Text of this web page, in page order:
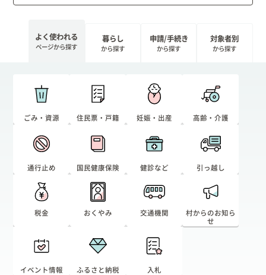
健康/医療/福祉
出産/子育て
事業者向け
防災情報
村役場窓口案内
よく使われる
ページから探す
暮らし
から探す
申請/手続き
から探す
対象者別
から探す
ごみ・資源 住民票・戸籍 妊娠・出産 高齢・介護
通行止め 国民健康保険 健診など 引っ越し
税金 おくやみ 交通機関
村からのお知ら
せ
イベント情報 ふるさと納税 入札